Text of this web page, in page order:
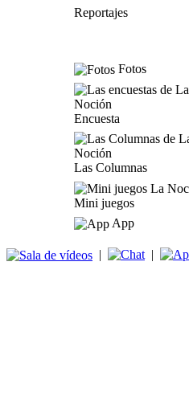
Reportajes
Fotos
Encuesta
Las Columnas
Mini juegos
App
| |